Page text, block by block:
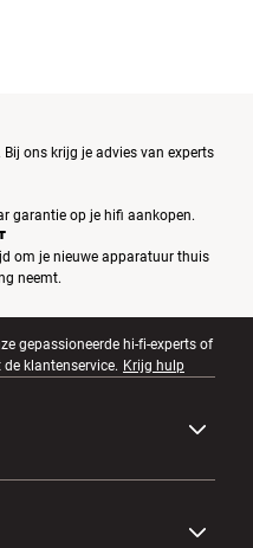
ons krijg je advies van experts
garantie op je hifi aankopen.
om je nieuwe apparatuur thuis
neemt.
gepassioneerde hi-fi-experts of
klantenservice. Krijg hulp